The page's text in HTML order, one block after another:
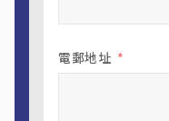
電郵地址